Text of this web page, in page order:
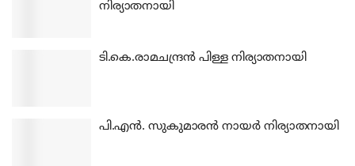
നിര്യാതനായി
ടി.കെ.രാമചന്ദ്രന്‍ പിള്ള നിര്യാതനായി
പി.എന്‍. സുകുമാരന്‍ നായര്‍ നിര്യാതനായി